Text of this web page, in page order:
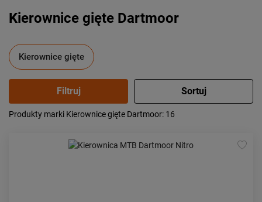
Kierownice gięte Dartmoor
Kierownice gięte
Popularność:
od najwyższej
Produkty marki Kierownice gięte Dartmoor: 16